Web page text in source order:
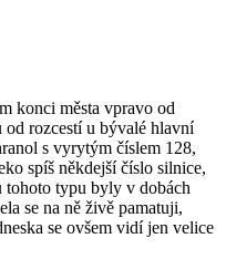
konci města vpravo od
rozcestí u bývalé hlavní
s vyrytým číslem 128,
spíš někdejší číslo silnice,
tohoto typu byly v dobách
se na ně živě pamatuji,
se ovšem vidí jen velice